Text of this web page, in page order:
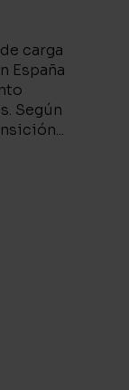
carga
España
Según